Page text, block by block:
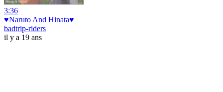
3:36
♥Naruto And Hinata♥
badtrip-riders
il y a 19 ans